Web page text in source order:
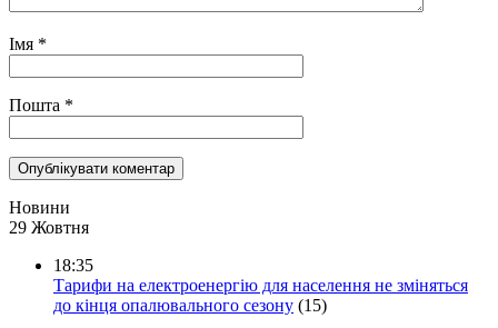
Імя *
Пошта *
Новини
29 Жовтня
18:35
Тарифи на електроенергію для населення не зміняться
до кінця опалювального сезону (15)